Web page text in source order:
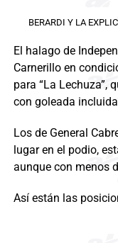
BERARDI Y LA
El halago de
Carnerillo en
para “La Lechuza”,
con goleada
Los de General
lugar en el podio,
aunque con menos
Así están las